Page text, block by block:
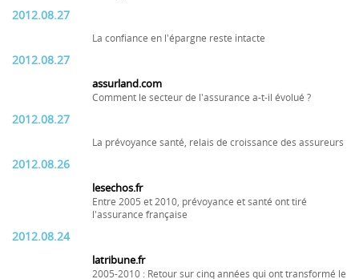
2012.08.27
La confiance en l'épargne reste intacte
2012.08.27
assurland.com
Comment le secteur de l'assurance a-t-il évolué ?
2012.08.27
La prévoyance santé, relais de croissance des assureurs
2012.08.26
lesechos.fr
Entre 2005 et 2010, prévoyance et santé ont tiré
l'assurance française
2012.08.24
latribune.fr
2005-2010 : Retour sur cinq années qui ont transformé le